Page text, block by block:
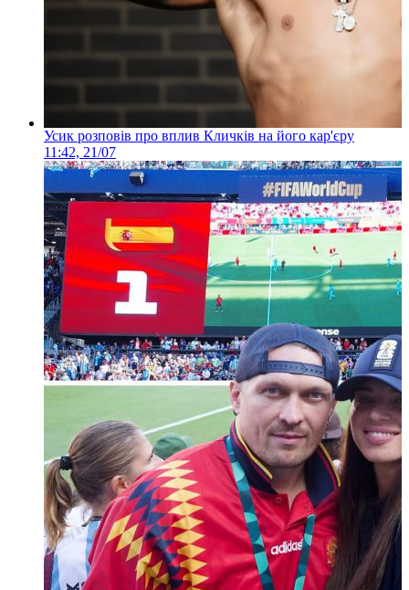
Усик розповів про вплив Кличків на його кар'єру
11:42, 21/07